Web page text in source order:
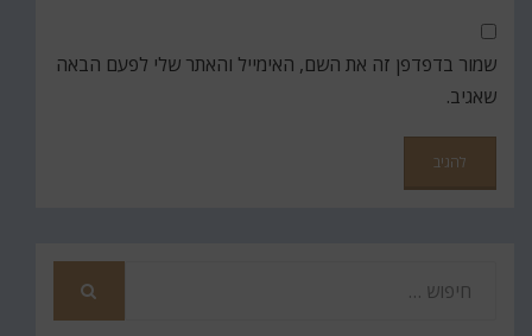
שמור בדפדפן זה את השם, האימייל והאתר שלי לפעם הבאה
שאגיב.